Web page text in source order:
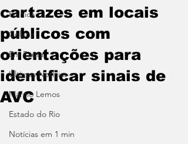
Política
Coluna
Em Pauta
Últimas Notícias
Márcio Lemos
Estado do Rio
Notícias em 1 min
cartazes em locais
públicos com
orientações para
identificar sinais de
AVC